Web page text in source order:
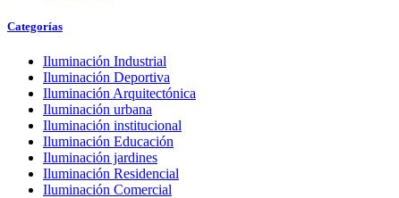
Categorías
Iluminación Industrial
Iluminación Deportiva
Iluminación Arquitectónica
Iluminación urbana
Iluminación institucional
Iluminación Educación
Iluminación jardines
Iluminación Residencial
Iluminación Comercial